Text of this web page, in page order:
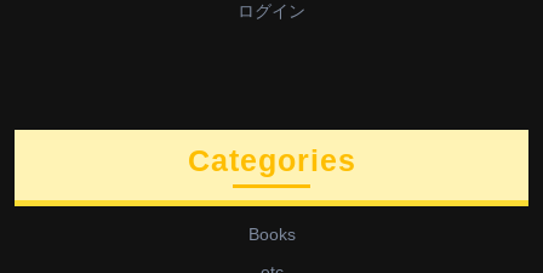
ログイン
Categories
Books